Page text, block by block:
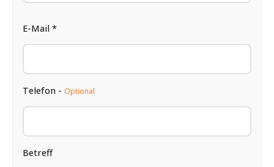
E-Mail *
Telefon - Optional
Betreff